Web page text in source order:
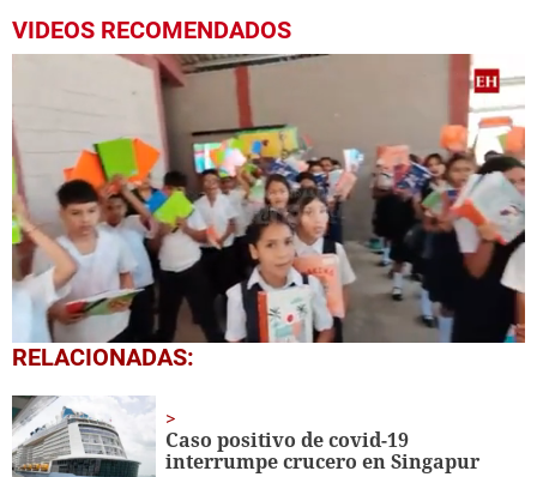
VIDEOS RECOMENDADOS
0
seconds
1
minute,
56
seconds
RELACIONADAS:
Caso positivo de covid-19
interrumpe crucero en Singapur